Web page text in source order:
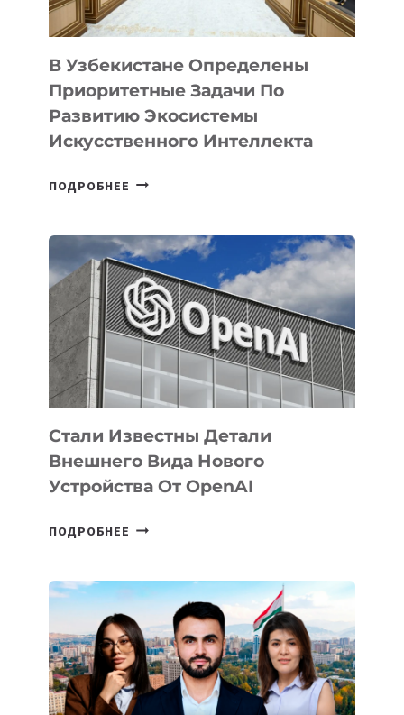
В Узбекистане Определены
Приоритетные Задачи По
Развитию Экосистемы
Искусственного Интеллекта
ПОДРОБНЕЕ
ПРИОРИТЕТНЫЕ
ЗАДАЧИ
ПО
РАЗВИТИЮ
ЭКОСИСТЕМЫ
ИСКУССТВЕННОГО
ИНТЕЛЛЕКТА
Стали Известны Детали
Внешнего Вида Нового
Устройства От OpenAI
ПОДРОБНЕЕ СТАЛИ
ВНЕШНЕГО
ВИДА
НОВОГО
УСТРОЙСТВА
ОТ
OPENAI